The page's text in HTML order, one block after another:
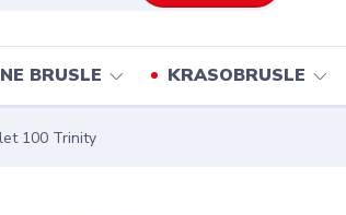
BRUSLE KRASOBRUSLE
100 Trinity